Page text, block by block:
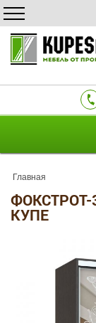
Главная
КУПЕ